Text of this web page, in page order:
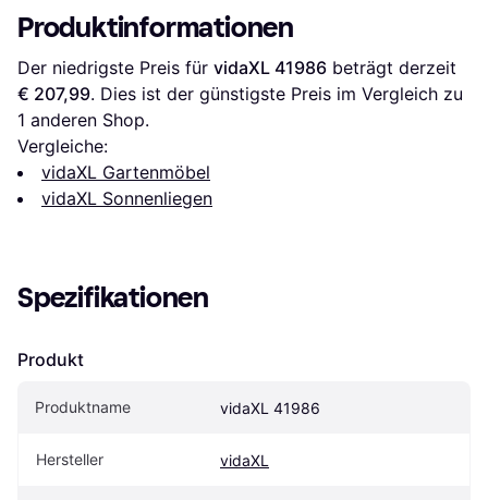
Produktinformationen
Der niedrigste Preis für vidaXL 41986
€ 207,99. Dies ist der günstigste Preis im Vergleich zu
1 anderen Shop.
Vergleiche:
vidaXL Gartenmöbel
vidaXL Sonnenliegen
Spezifikationen
Produkt
Produktname vidaXL 41986
Hersteller vidaXL